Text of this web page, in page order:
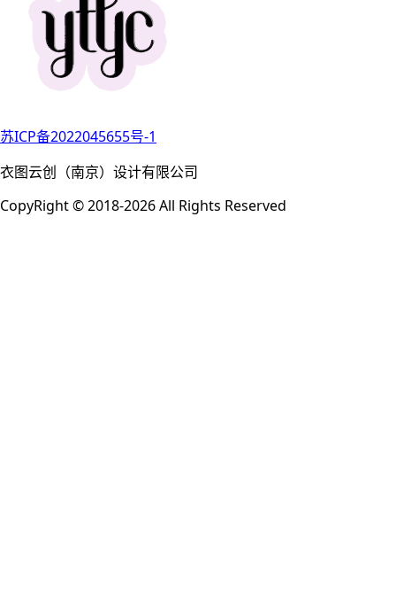
苏ICP备2022045655号-1
衣图云创（南京）设计有限公司
CopyRight © 2018-2026 All Rights Reserved